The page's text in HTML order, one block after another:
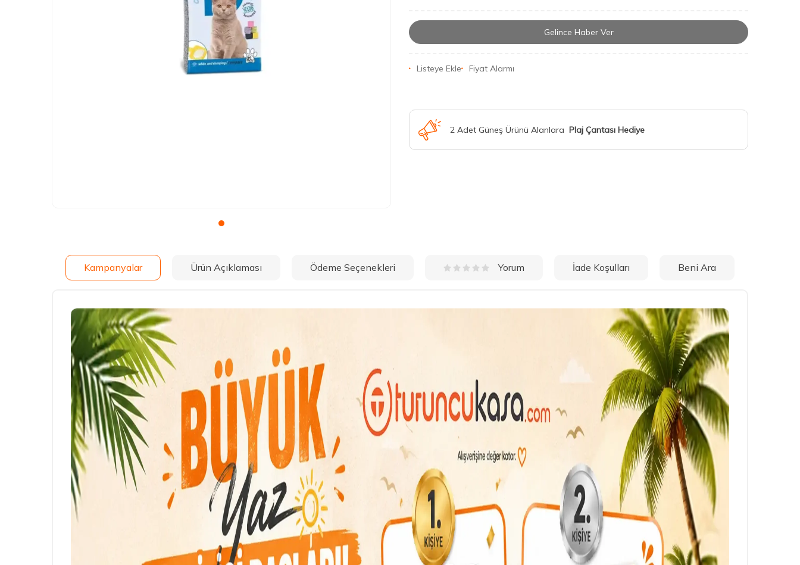
Gelince Haber Ver
Listeye Ekle Fiyat Alarmı
2 Adet Güneş Ürünü Alanlara Plaj Çantası Hediye
Kampanyalar Ürün Açıklaması Ödeme Seçenekleri Yorum İade Koşulları Beni Ara